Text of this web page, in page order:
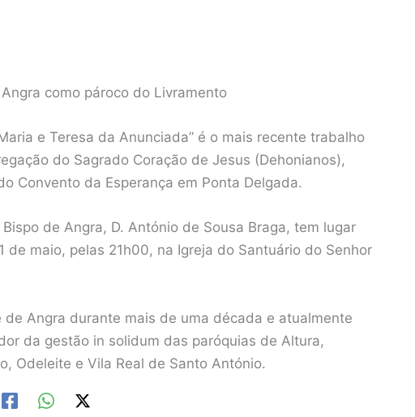
como pároco do Livramento
e Teresa da Anunciada” é o mais recente trabalho
do Sagrado Coração de Jesus (Dehonianos),
Convento da Esperança em Ponta Delgada.
de Angra, D. António de Sousa Braga, tem lugar
de maio, pelas 21h00, na Igreja do Santuário do Senhor
Angra durante mais de uma década e atualmente
da gestão in solidum das paróquias de Altura,
Odeleite e Vila Real de Santo António.